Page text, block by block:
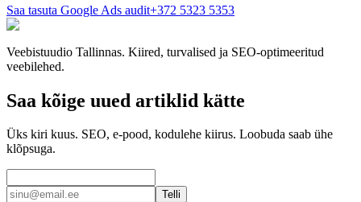
Saa tasuta Google Ads audit+372 5323 5353
Veebistuudio Tallinnas. Kiired, turvalised ja SEO-optimeeritud
veebilehed.
Saa kõige uued artiklid kätte
Üks kiri kuus. SEO, e-pood, kodulehe kiirus. Loobuda saab ühe
klõpsuga.
Telli